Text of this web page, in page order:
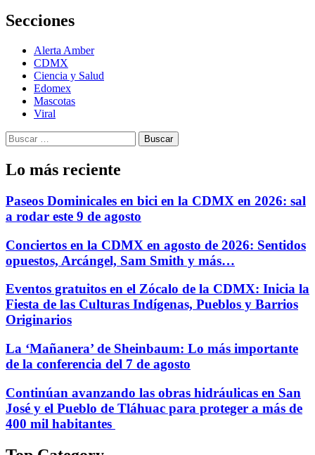
Secciones
Alerta Amber
CDMX
Ciencia y Salud
Edomex
Mascotas
Viral
Buscar:
Lo más reciente
Paseos Dominicales en bici en la CDMX en 2026: sal
a rodar este 9 de agosto
Conciertos en la CDMX en agosto de 2026: Sentidos
opuestos, Arcángel, Sam Smith y más…
Eventos gratuitos en el Zócalo de la CDMX: Inicia la
Fiesta de las Culturas Indígenas, Pueblos y Barrios
Originarios
La ‘Mañanera’ de Sheinbaum: Lo más importante
de la conferencia del 7 de agosto
Continúan avanzando las obras hidráulicas en San
José y el Pueblo de Tláhuac para proteger a más de
400 mil habitantes